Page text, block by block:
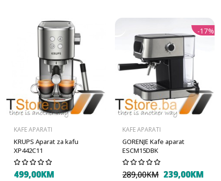
KAFE APARATI
KRUPS Aparat za kafu
XP442C11
499,00KM
-17%
KAFE APARATI
GORENJE Kafe aparat
ESCM15DBK
289,00KM 239,00KM